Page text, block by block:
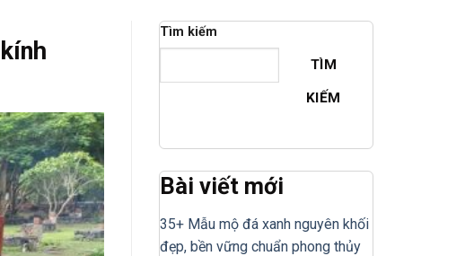
Tìm kiếm
TÌM
KIẾM
Bài viết mới
35+ Mẫu mộ đá xanh nguyên khối
đẹp, bền vững chuẩn phong thủy